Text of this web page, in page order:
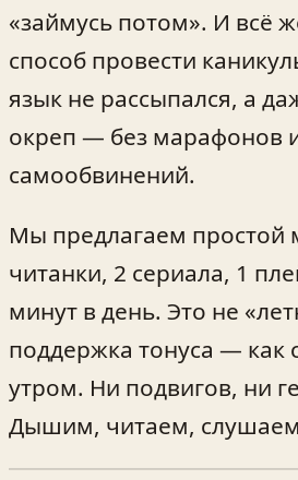
«займусь потом». И всё
способ провести
язык не рассыпался, а
окреп — без марафонов
самообвинений.
Мы предлагаем простой
читанки, 2 сериала, 1
минут в день. Это не
поддержка тонуса — как
утром. Ни подвигов, ни
Дышим, читаем,